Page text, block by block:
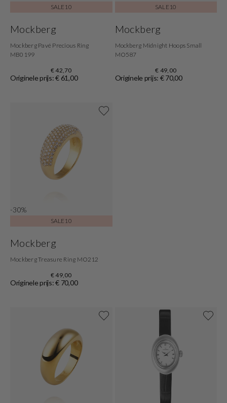
SALE10
Mockberg
Mockberg Pavé Precious Ring
MB0199
€ 42,70
Originele prijs: € 61,00
SALE10
Mockberg
Mockberg Midnight Hoops Small
MO587
€ 49,00
Originele prijs: € 70,00
-30%
SALE10
Mockberg
Mockberg Treasure Ring MO212
€ 49,00
Originele prijs: € 70,00